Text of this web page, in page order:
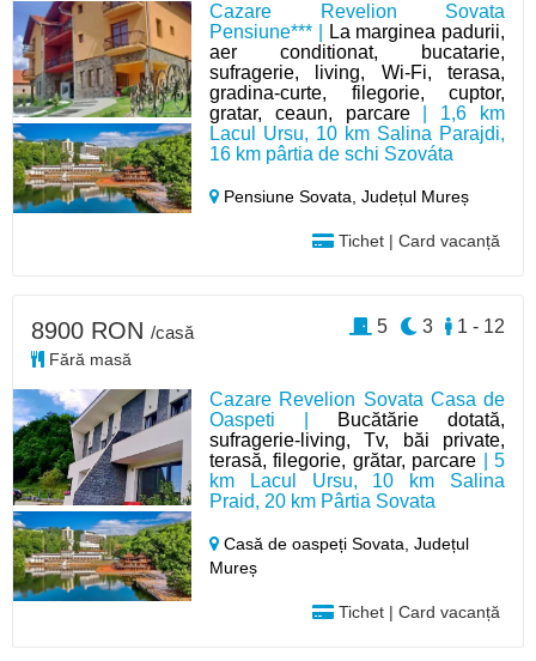
Cazare Revelion Sovata
Pensiune*** |
La marginea padurii,
aer conditionat, bucatarie,
sufragerie, living, Wi-Fi, terasa,
gradina-curte, filegorie, cuptor,
gratar, ceaun, parcare| 1,6 km
Lacul Ursu, 10 km Salina Parajdi,
16 km pârtia de schi Szováta
Pensiune Sovata,Județul Mureș
Tichet | Card vacanță
Cazare Revelion Sovata Casa de
Oaspeti |
Bucătărie dotată,
sufragerie-living, Tv, băi private,
terasă, filegorie, grătar, parcare | 5
km Lacul Ursu, 10 km Salina
Praid, 20 km Pârtia Sovata
Casă de oaspeți Sovata,Județul
Mureș
Tichet | Card vacanță
8900 RON /casă
Fără masă
1 - 12
3
5